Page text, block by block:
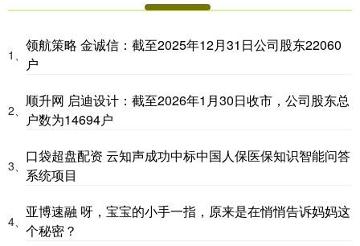
1、
领航策略 金诚信：截至2025年12月31日公司股东22060
户
2、
顺升网 启迪设计：截至2026年1月30日收市，公司股东总
户数为14694户
3、
口袋超盘配资 云知声成功中标中国人保医保知识智能问答
系统项目
4、
亚博速融 呀，宝宝的小手一指，原来是在悄悄告诉妈妈这
个秘密？